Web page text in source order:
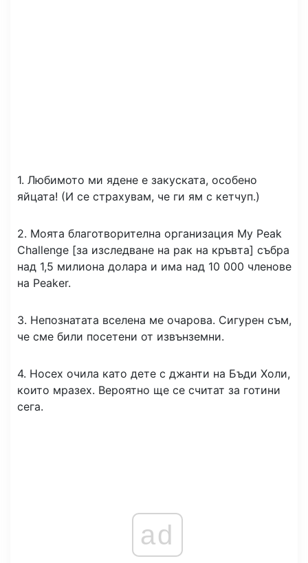
1. Любимото ми ядене е закуската, особено
яйцата! (И се страхувам, че ги ям с кетчуп.)
2. Моята благотворителна организация My Peak
Challenge [за изследване на рак на кръвта] събра
над 1,5 милиона долара и има над 10 000 членове
на Peaker.
3. Непознатата вселена ме очарова. Сигурен съм,
че сме били посетени от извънземни.
4. Носех очила като дете с джанти на Бъди Холи,
които мразех. Вероятно ще се считат за готини
сега.
ad